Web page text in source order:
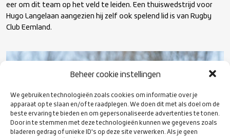
Beheer cookie instellingen
We gebruiken technologieën zoals cookies om informatie over je
apparaat op te slaan en/of te raadplegen. We doen dit met als doel om de
beste ervaring te bieden en om gepersonaliseerde advertenties te tonen.
Door in te stemmen met deze technologieën kunnen we gegevens zoals
bladeren gedrag of unieke ID's op deze site verwerken. Als je geen
eer om dit team op het veld te leiden. Een thuiswedstrijd voor
Hugo Langelaan aangezien hij zelf ook spelend lid is van Rugby
Club Eemland.